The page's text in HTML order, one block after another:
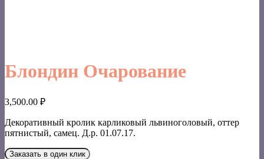
Блондин Очарование
3,500.00 ₽
Декоративный кролик карликовый львиноголовый, оттер
пятнистый, самец. Д.р. 01.07.17.
Заказать в один клик